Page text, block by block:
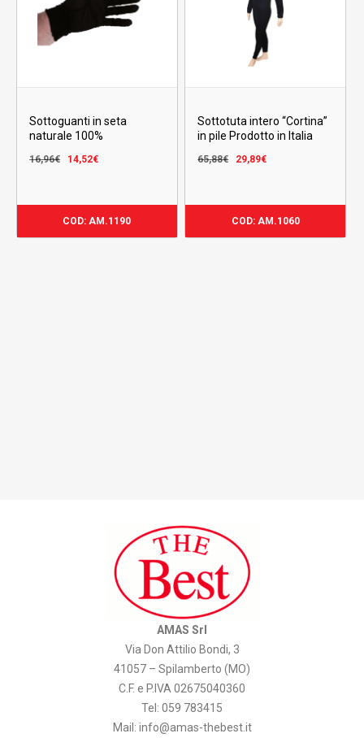
Sottoguanti in seta
naturale 100%
16,96€
Il
era:
16,96€.
14,52€Il
è:
14,52€.
COD: AM.1190
Sottotuta intero “Cortina”
in pile Prodotto in Italia
65,88€
Il
era:
65,88€.
29,89€Il
è:
29,89€.
COD: AM.1060
AMAS Srl
Via Don Attilio Bondi, 3
41057 – Spilamberto (MO)
C.F. e P.IVA 02675040360
Tel: 059 783415
Mail: info@amas-thebest.it